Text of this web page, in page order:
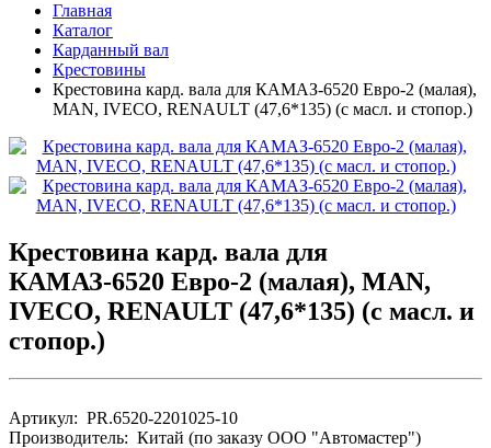
Главная
Каталог
Карданный вал
Крестовины
Крестовина кард. вала для КАМАЗ-6520 Евро-2 (малая),
MAN, IVECO, RENAULT (47,6*135) (с масл. и стопор.)
Крестовина кард. вала для
КАМАЗ-6520 Евро-2 (малая), MAN,
IVECO, RENAULT (47,6*135) (с масл. и
стопор.)
Артикул: PR.6520-2201025-10
Производитель: Китай (по заказу ООО "Автомастер")